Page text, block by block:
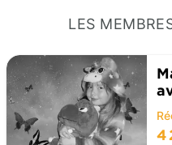
LES
4